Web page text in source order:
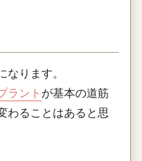
なります。
ラント が基本の道筋
わることはあると思